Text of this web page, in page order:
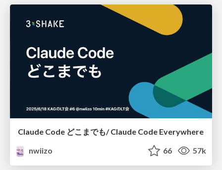
Claude Code どこまでも/ Claude Code Everywhere
nwiizo
66 57k